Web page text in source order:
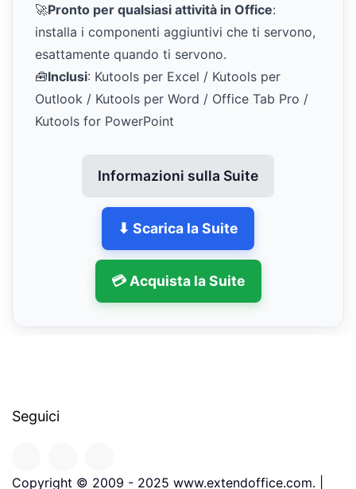
🚀Pronto per qualsiasi attività in Office:
installa i componenti aggiuntivi che ti servono,
esattamente quando ti servono.
🧰Inclusi: Kutools per Excel / Kutools per
Outlook / Kutools per Word / Office Tab Pro /
Kutools for PowerPoint
Informazioni sulla Suite
⬇ Scarica la Suite
💳 Acquista la Suite
Seguici
Copyright © 2009 - 2025 www.extendoffice.com. |